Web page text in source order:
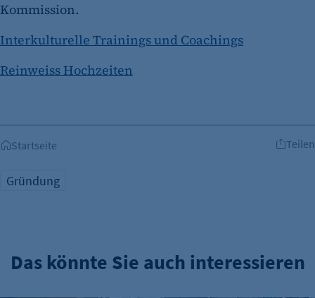
Kommission.
Interkulturelle Trainings und Coachings
Reinweiss Hochzeiten
Startseite Teilen
Gründung
Das könnte Sie auch interessieren